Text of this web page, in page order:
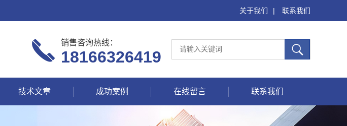
关于我们 | 联系我们
销售咨询热线：
18166326419
技术文章 成功案例 在线留言 联系我们